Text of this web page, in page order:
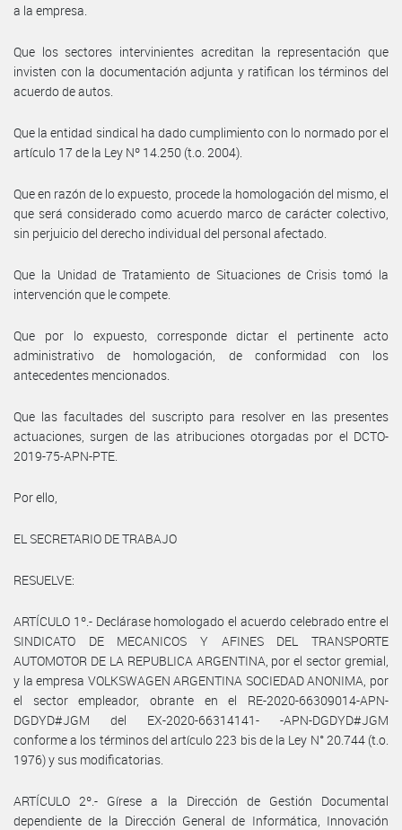
a la empresa.
Que los sectores intervinientes acreditan la representación que
invisten con la documentación adjunta y ratifican los términos del
acuerdo de autos.
Que la entidad sindical ha dado cumplimiento con lo normado por el
artículo 17 de la Ley Nº 14.250 (t.o. 2004).
Que en razón de lo expuesto, procede la homologación del mismo, el
que será considerado como acuerdo marco de carácter colectivo,
sin perjuicio del derecho individual del personal afectado.
Que la Unidad de Tratamiento de Situaciones de Crisis tomó la
intervención que le compete.
Que por lo expuesto, corresponde dictar el pertinente acto
administrativo de homologación, de conformidad con los
antecedentes mencionados.
Que las facultades del suscripto para resolver en las presentes
actuaciones, surgen de las atribuciones otorgadas por el DCTO-
2019-75-APN-PTE.
Por ello,
EL SECRETARIO DE TRABAJO
RESUELVE:
ARTÍCULO 1º.- Declárase homologado el acuerdo celebrado entre el
SINDICATO DE MECANICOS Y AFINES DEL TRANSPORTE
AUTOMOTOR DE LA REPUBLICA ARGENTINA, por el sector gremial,
y la empresa VOLKSWAGEN ARGENTINA SOCIEDAD ANONIMA, por
el sector empleador, obrante en el RE-2020-66309014-APN-
DGDYD#JGM del EX-2020-66314141- -APN-DGDYD#JGM
conforme a los términos del artículo 223 bis de la Ley N° 20.744 (t.o.
1976) y sus modificatorias.
ARTÍCULO 2º.- Gírese a la Dirección de Gestión Documental
dependiente de la Dirección General de Informática, Innovación